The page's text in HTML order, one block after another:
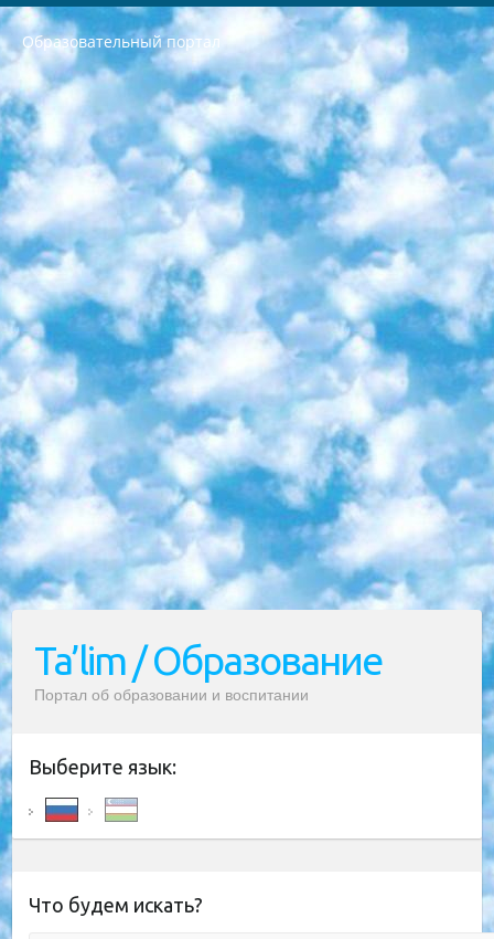
Образовательный портал
РЕСПУБЛИКА УЗБЕКИСТАН МИНИСТРЕРСТВО ДОШКОЛЬНОГО И ШКОЛЬНОГО ОБРАЗОВАНИЯ КОМАНДА в общеобразовательных учреждениях в 2023-2024 учебном году организация и проведение итоговой государственной аттестации обучающихся о Министра дошкольного и школьного образования Республики Узбекистан от 4 марта 2008 года (постановлением Минюста от 20 марта 2008 года № 1778 государственной регистрации) «Итоговое состояние учащихся общего среднего образования на основании положения об утверждении положения об аттестации общего среднего образования выпускной экзамен студентов в образовательных учреждениях в 2023-2024 учебном году В целях организации и прохождения аттестации приказываю: 1. Следующее: перечень предметов, по которым будет проводиться итоговая государственная аттестация и экзамен формы перевода согласно приложению 1; сертификаты международного образца, оценивающие уровень владения иностранными языками перечень согласно приложению 2; 2. Педагогический при специализированных образовательных учреждениях. научно-практический центр квалификации и международной оценки (Д.Давидова) 2024 г. До 25 марта: задания по предметам, по которым будет проводиться итоговая аттестация разработка и утверждение технических условий; итоговая аттестация на основании разработанного предметного задания разработка вопросов по предметам (устно и письменно), экзамен передача; общеобразовательные средние школы и специальные учебные заведения учащиеся выпускных классов школ и интернатов в агентской системе подготовка базы данных экзаменационных материалов и критериев оценки; перевод базы экзаменационных материалов на все языки обучения подать в Республиканский образовательный центр для изготовления; варианты экзаменов на основе разработанных контрольных материалов пусть будут поставлены задачи формирования. 3. Республиканский образовательный центр (Ш.Худайкулов) до 5 апреля 2024 года. до: база данных предоставленных экзаменационных материалов на все языки обучения перевод и экспертиза; для слепых, слабовидящих, глухих, слабослышащих и умственно отсталых детей учащиеся выпускных классов специализированных школ и школ-интернатов база данных экзаменационных материалов на всех преподаваемых языках подготовка критериев оценки; специализированные школы для умственно отсталых детей и технологии для учащихся выпускных классов школ-интернатов разработка соответствующих рекомендаций и критериев проведения ЕГЭ по естествознанию давать задания. 4. Педагогический при специализированных образовательных учреждениях. Научно-практический центр навыков и международной оценки (Д.Давидова), Республика образовательный центр (Худайкулов Ш.) итоговый государственный аттестационный экзамен ориентирован на творческое и логическое мышление при подготовке базы материалов учитывать введение заданий. 5. Следует отметить, что: сертификат государственного образца о знании общеобразовательного предмета и как минимум национальный уровень B1 по предметам на иностранных языках, указанным в Приложении 2. или международно признанный сертификат эквивалентного уровня студенты, изучающие определенный предмет, освобождаются от экзамена; по соответствующим предметам запланирована итоговая государственная аттестация за день до дня, путем жеребьевки Рабочей группой (в письменной форме по предметам, проводимым в форме) из числа сформированных вариантов выбрано 2 варианта; 2 выбранных варианта экзамена анонсированы на официальном сайте министерства и все выпускники по всей стране на основе этих вариантов проводит итоговую государственную аттестацию. 6. Государственное образование учащихся средних общеобразовательных учреждений. знания в соответствии с квалификационными требованиями, которые необходимо приобрести на основании стандартов итоговый (выпускной) контроль для 9 и 11 классов в целях тестирования Экзамены (далее – экзамены) состоят из предметов, перечисленных в приложении 1. будет сделано. 7. Экзамены пройдут с 26 мая по 15 июня 2024 г. (кроме науки физического воспитания). 8. Физическая для учащихся 9 классов общесредних образовательных учреждений. Экзамены по предмету «Образование, квалификация медицина» 1-6 мая 2024 года. сотрудники перевести под присмотр (с отклонениями в физическом или умственном развитии) специализированная школа для детей, школы-интернаты и со сколиозом школы-интернаты санаторного типа для больных детей исключены). 9. Он был слепым, слабовидящим и имел нарушения опорно-двигательного аппарата. экзамены в специализированных школах и интернатах для детей должны проводиться исходя из требований, предъявляемых к общеобразовательным учреждениям (физкультура кроме науки). 10. Специализированная школа для глухих и слабослышащих детей. и экзамены в интернатах и быть реализован в виде письменного теста по математике. 11. Специальность для умственно отсталых детей. Для 9 класса Родной язык и литературное письмо Государственный язык (язык обучения – узбекский). для неклассов) написано Математическое письмо Письменная/устная история Узбекистана Физическое воспитание практично Итоговый контроль Для 11 класса Написание родного языка и литературы (эссе) Математическое письмо Узбекский язык (обучение на узбекском языке) не посещающее общее среднее образование для учреждений)/Образовательное учреждение выбор письменный и устный Иностранный язык письменный/устный Письменная/устная история Узбекистана *По выбору студента:  Химия  Физика  Основы государственного права  География 10 бесплатных образовательных ресурсов - Мы составили подборку онлайн-проектов с интерактивными упражнениями, видеолекциями и статьями. Они помогут вам обрести новые и освежить старые знания бесплатно. 1. «ИНТУИТ» Старейшая образовательная площадка Рунета. Здесь вы найдёте сотни текстовых и видеокурсов на десятки различных тем — от программирования до психологии. Многие курсы подготовлены российскими университетами и крупными международными компаниями вроде Intel и Microsoft. Самостоятельное обучение бесплатное, но желающие могут оплатить услуги персональных наставников. 2. «Смартия» знакомит с актуальными профессиями и подсказывает, как им обучаться. Выбрав заинтересовавшую вас специальность — SMM-специалист, фотограф, веб-дизайнер или другую, — увидите список необходимых для неё умений. Чтобы вы могли освоить их самостоятельно, для каждого умения площадка отображает подборку ссылок на учебные материалы. Хотя «Смартия» ориентируется на русскоязычную аудиторию, часть контента всё же доступна только на английском. 3. «Лекторий Физтеха» Проект Московского физико-технического института (Физтеха). С его помощью вы можете смотреть онлайн серии лекций, записанные на видео в этом вузе. В числе доступных предметов — физика, биология, химия, информационные технологии и другие. К некоторым лекциям администрация ресурса прилагает готовые конспекты, которые можно скачивать в PDF-формате. 4. ITMOcourses Онлайн-площадка Санкт-Петербургского национального исследовательского университета информационных технологий, механики и оптики (ИТМО). Ресурс предоставляет свободный доступ к курсам, разработанным в этом вузе. Каталог материалов разбит на четыре категории: «Оптические системы и технологии», «Приборостроение и робототехника», «Информационные технологии» и «Биотехнологии». Курсы состоят из видеолекций, интерактивных демонстраций и заданий. 5. «КиберЛенинка» Электронная научная библиотека открытого доступа. Каталог площадки регулярно обрастает текстами статей из различных научных изданий. Сгруппированные по журналам и рубрикам публикации можно читать онлайн или скачивать целиком в PDF-формате. Проект нацелен на популяризацию науки за счёт открытого доступа к качественной информации. 6. «ПостНаука» На этом ресурсе публикуют подборки видеолекций, составленные экспертами из разных отраслей и объединённые общими темами. Среди них, к примеру, есть серии «Биоинформатика и геномика», «Культура средневековой Скандинавии» и Cinema Studies о теории кино. Каждая подборка лекций — логически связанная история, рассказанная экспертом от первого лица. Кроме того, на сайте появляются научно-образовательные статьи и тесты на разные темы. 7. «Newочём» Команда проекта «Newочём» отбирает самые интересные тексты из англоязычных СМИ и переводит те из них, за которые голосуют участники сообщества «ВКонтакте». По большей части это научно-популярные статьи. Редакторы придумывают лишь заголовки, в остальном содержание переводов соответствует оригиналам. Полные тексты можно читать прямо в социальной сети. 8. InternetUrok Онлайн-база материалов по основным дисциплинам школьной программы. Информация на сайте структурирована по классам, предметам и темам (урокам). Каждый урок состоит из видеолекций и конспектов. Есть также интерактивные тренажёры и тесты для закрепления пройденного материала. Даже если вы давно окончили школу, возможность повторить программу старших классов всегда может пригодиться. 9. Edutainme Ещё один ресурс об образовании. В отличие от Newtonew, как мне кажется, Edutainme больше ориентируется на представителей индустрии: педагогов, предпринимателей, разработчиков образовательных проектов. Но и любой, кто просто стремится к саморазвитию, найдёт на сайте много полезного и интересного для себя. Например, информацию о новых курсах и образовательных сервисах. 10. Newtonew Онлайн-медиа об образовании и обучении в широком смысле. Авторы Newtonew пишут об инструментах, заведениях, тактиках и стратегиях, которые помогают учить других и получать новые знания самостоятельно. На этой площадке вы найдёте новости, обзоры, аналитические мат
Ta’lim / Образование
Портал об образовании и воспитании
Выберите язык:
Что будем искать?